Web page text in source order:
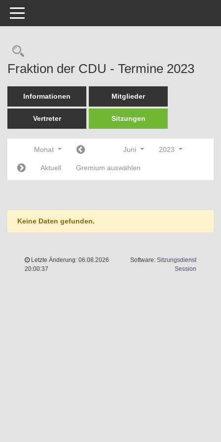
Toggle navigation
Rechercheauswahl
Fraktion der CDU - Termine 2023
Informationen Mitglieder
Vertreter Sitzungen
Monat Juni 2023
Aktuell Gremium auswählen
Keine Daten gefunden.
Letzte Änderung: 06.08.2026
20:00:37
Software: Sitzungsdienst
Session